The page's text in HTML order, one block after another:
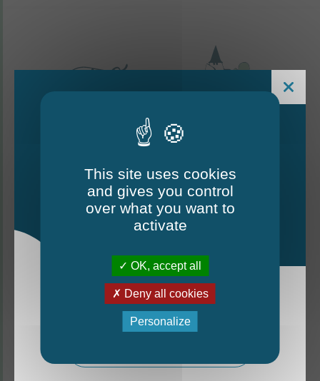
CONTACTEZ-NOUS
6 rue de la Harderie, 49220 Thorigné d’Anjou
Lundi, mardi, vendredi : de 9 h à 12 h
Le Mag - édition estivale
La nouvelle édition du Mag est arrivée!
This site uses cookies
and gives you control
over what you want to
activate
OK, accept all
Deny all cookies
Personalize